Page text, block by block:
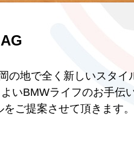
の地で全く新しいスタイ
いBMWライフのお手伝
ご提案させて頂きます。